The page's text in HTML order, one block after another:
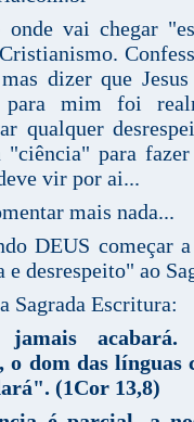
vai chegar
dizer que Jesus
mim foi
qualquer
"ciência" para
vir por ai...
mais nada...
DEUS começar
e desrespeito" ao
Sagrada Escritura:
acabará.
o dom das línguas
(1Cor 13,8)